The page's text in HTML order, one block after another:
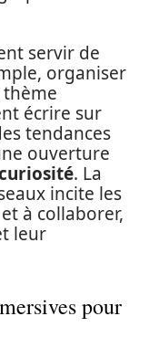
servir de
organiser
écrire sur
tendances
ouverture
. La
incite les
à collaborer,
leur
pour